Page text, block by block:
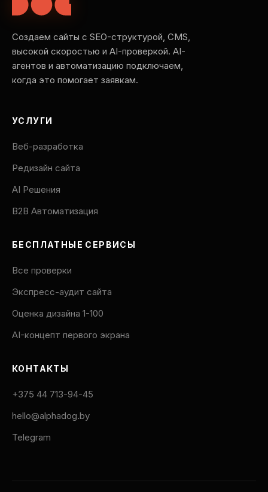
Создаем сайты с SEO-структурой, CMS,
высокой скоростью и AI-проверкой. AI-
агентов и автоматизацию подключаем,
когда это помогает заявкам.
УСЛУГИ
Веб-разработка
Редизайн сайта
AI Решения
B2B Автоматизация
БЕСПЛАТНЫЕ СЕРВИСЫ
Все проверки
Экспресс-аудит сайта
Оценка дизайна 1-100
AI-концепт первого экрана
КОНТАКТЫ
+375 44 713-94-45
hello@alphadog.by
Telegram